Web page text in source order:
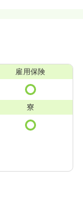
雇用保険
寮